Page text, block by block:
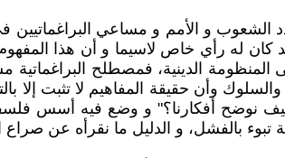
الشعوب و الأمم و مساعي
له رأي خاص لاسيما و أن هذا
المنظومة الدينية، فمصطلح البراغماتية
وأن حقيقة المفاهيم لا تثبت إلا
من صاغ هذا المفهوم في مقال له نشره عام 1878 بعنوان: " كيف
بالفشل، و الدليل ما نقرأه عن صراع